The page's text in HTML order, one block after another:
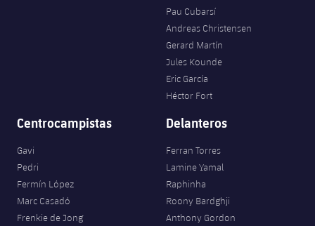
Clasificaciones
Apúntate a las amateurs
Apúntate a las amateurs
Carnet de las Secciones Amateurs
VALORANT Rising
VALORANT Game Changers
eFootball
Pau Cubarsí
Andreas Christensen
Gerard Martín
Jules Kounde
Eric García
Héctor Fort
Centrocampistas
Gavi
Pedri
Fermín López
Marc Casadó
Frenkie de Jong
Delanteros
Ferran Torres
Lamine Yamal
Raphinha
Roony Bardghji
Anthony Gordon